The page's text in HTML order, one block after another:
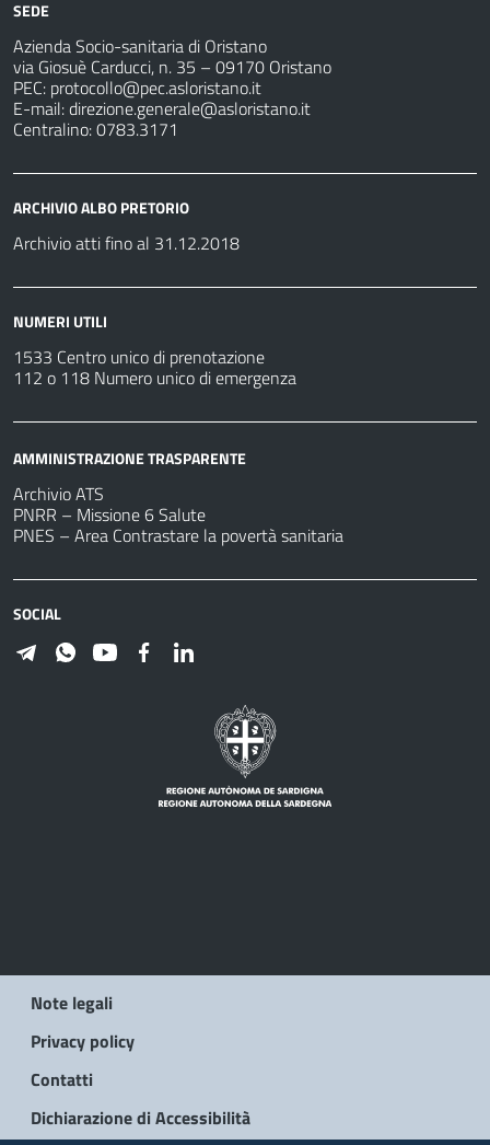
SEDE
Azienda Socio-sanitaria di Oristano
via Giosuè Carducci, n. 35 – 09170 Oristano
PEC: protocollo@pec.asloristano.it
E-mail:direzione.generale@asloristano.it
Centralino: 0783.3171
ARCHIVIO ALBO PRETORIO
Archivio atti fino al 31.12.2018
NUMERI UTILI
1533 Centro unico di prenotazione
112 o 118 Numero unico di emergenza
AMMINISTRAZIONE TRASPARENTE
Archivio ATS
PNRR – Missione 6 Salute
PNES – Area Contrastare la povertà sanitaria
SOCIAL
Note legali
Privacy policy
Contatti
Dichiarazione di Accessibilità